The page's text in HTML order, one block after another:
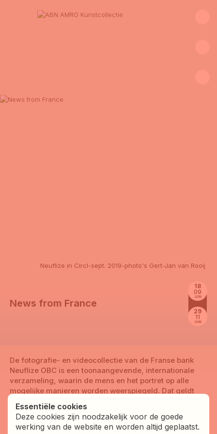
Vereniging
Kalender
Activiteiten
Bestuur
News from France
18
09
2019
29
11
2019
Neuflize in Circl-sept. 2019-photo's Gert-Jan van Rooij
De fotografie- en videocollectie van de Franse bank
Neuflize OBC is een toonaangevende, internationale
verzameling, waarin de mens en het portret op alle
mogelijke manieren worden weerspiegeld. Dat geldt
ook voor de foto’s die, in het kader van het
Amsterdamse fotofestival Unseen, geselecteerd waren
voorNews from France, een tentoonstelling van jonge
kunstenaars die in Nederland nog weinig bekendheid
Essentiële cookies
Deze cookies zijn noodzakelijk voor de goede
werking van de website en worden altijd geplaatst.